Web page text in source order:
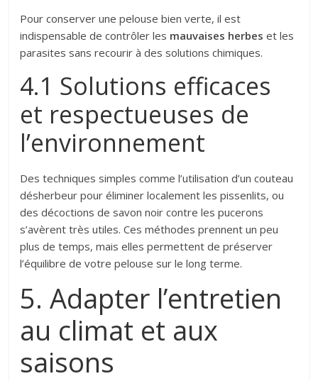
Pour conserver une pelouse bien verte, il est
indispensable de contrôler les mauvaises herbes et les
parasites sans recourir à des solutions chimiques.
4.1 Solutions efficaces
et respectueuses de
l’environnement
Des techniques simples comme l’utilisation d’un couteau
désherbeur pour éliminer localement les pissenlits, ou
des décoctions de savon noir contre les pucerons
s’avèrent très utiles. Ces méthodes prennent un peu
plus de temps, mais elles permettent de préserver
l’équilibre de votre pelouse sur le long terme.
5. Adapter l’entretien
au climat et aux
saisons